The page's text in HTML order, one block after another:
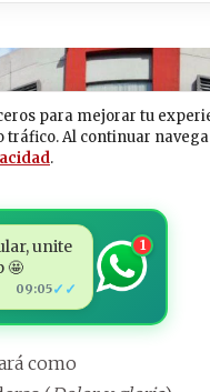
unite
🤩
09:05✓✓
1
como